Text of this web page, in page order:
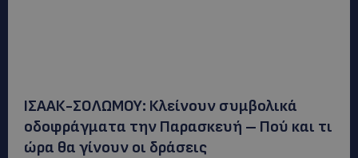
ΙΣΑΑΚ-ΣΟΛΩΜΟΥ: Κλείνουν συμβολικά
οδοφράγματα την Παρασκευή – Πού και τι
ώρα θα γίνουν οι δράσεις